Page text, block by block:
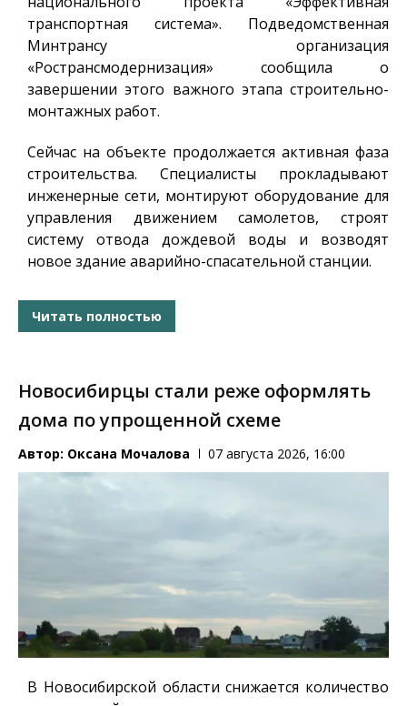
транспортная система». Подведомственная
Минтрансу организация
«Ространсмодернизация» сообщила о
завершении этого важного этапа строительно-
монтажных работ.
Сейчас на объекте продолжается активная фаза
строительства. Специалисты прокладывают
инженерные сети, монтируют оборудование для
управления движением самолетов, строят
систему отвода дождевой воды и возводят
новое здание аварийно-спасательной станции.
Читать полностью
Новосибирцы стали реже оформлять
дома по упрощенной схеме
Автор: Оксана Мочалова 07 августа 2026, 16:00
В Новосибирской области снижается количество